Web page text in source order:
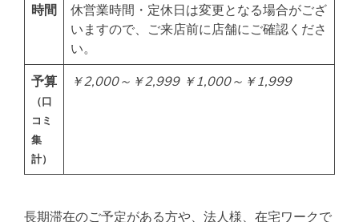
時間
休営業時間・定休日は変更となる場合がござ
いますので、ご来店前に店舗にご確認くださ
い。
予算
（口
コミ
集
計）
￥2,000～￥2,999 ￥1,000～￥1,999
長期滞在のご予定がある方や、法人様、在宅ワークで